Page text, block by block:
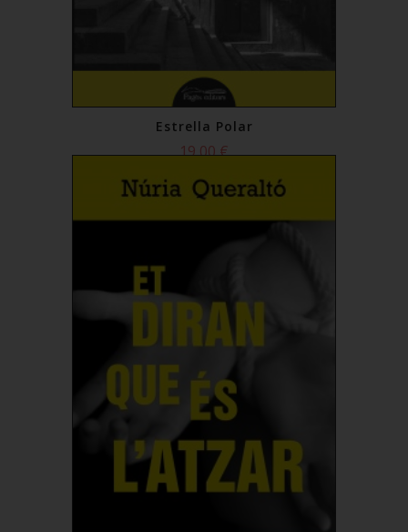
Estrella Polar
19,00 €
Comprar